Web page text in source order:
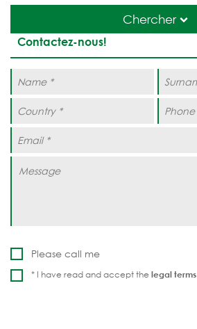
Chercher
Contactez-nous!
Please call me
* I have read and accept the legal terms